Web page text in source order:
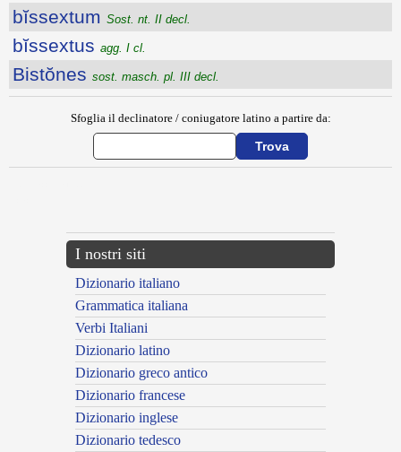
bĭssextum Sost. nt. II decl.
bĭssextus agg. I cl.
Bistŏnes sost. masch. pl. III decl.
Sfoglia il declinatore / coniugatore latino a partire da:
I nostri siti
Dizionario italiano
Grammatica italiana
Verbi Italiani
Dizionario latino
Dizionario greco antico
Dizionario francese
Dizionario inglese
Dizionario tedesco